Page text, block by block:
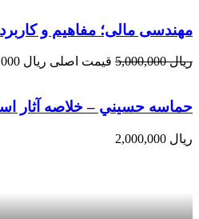
مهندسی مالی؛ مفاهیم و
ریال5,000,000 قیمت اصلی ریال 5,000,000 بود.
حماسه حسيني – خلاصه آثار
ریال